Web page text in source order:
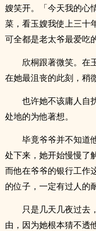
嫂笑开。「今天我的心
菜，看玉嫂我使上三十
可全都是老太爷最爱吃
欣桐跟著微笑。在
在她最沮丧的此刻，
也许她不该庸人自
处地的为他著想。
毕竟爷爷并不知道
处下来，她开始慢慢了
而他在爷爷的银行工作
的位子，一定有过人
只是几天几夜过去
由，因为她根本猜不透